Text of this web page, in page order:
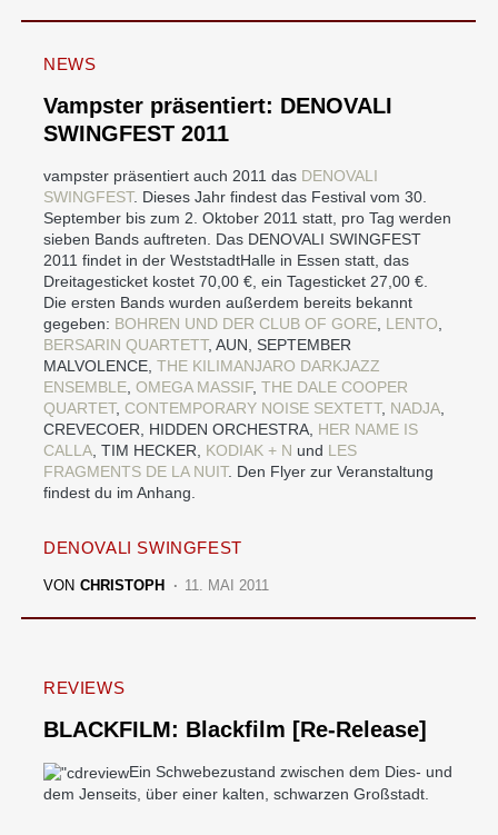
NEWS
Vampster präsentiert: DENOVALI
SWINGFEST 2011
vampster präsentiert auch 2011 das DENOVALI
SWINGFEST. Dieses Jahr findest das Festival vom 30.
September bis zum 2. Oktober 2011 statt, pro Tag werden
sieben Bands auftreten. Das DENOVALI SWINGFEST
2011 findet in der WeststadtHalle in Essen statt, das
Dreitagesticket kostet 70,00 €, ein Tagesticket 27,00 €.
Die ersten Bands wurden außerdem bereits bekannt
gegeben: BOHREN UND DER CLUB OF GORE, LENTO,
BERSARIN QUARTETT, AUN, SEPTEMBER
MALVOLENCE, THE KILIMANJARO DARKJAZZ
ENSEMBLE, OMEGA MASSIF, THE DALE COOPER
QUARTET, CONTEMPORARY NOISE SEXTETT, NADJA,
CREVECOER, HIDDEN ORCHESTRA, HER NAME IS
CALLA, TIM HECKER, KODIAK + N und LES
FRAGMENTS DE LA NUIT. Den Flyer zur Veranstaltung
findest du im Anhang.
DENOVALI SWINGFEST
VON CHRISTOPH 11. MAI 2011
REVIEWS
BLACKFILM: Blackfilm [Re-Release]
Ein Schwebezustand zwischen dem Dies- und
dem Jenseits, über einer kalten, schwarzen Großstadt.